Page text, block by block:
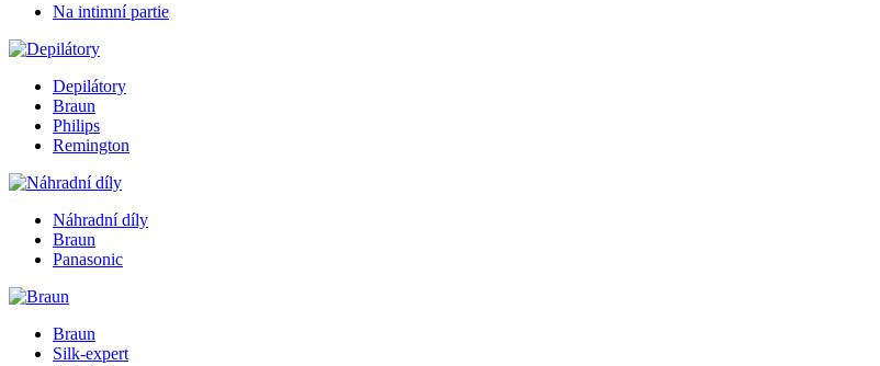
Na intimní partie
Depilátory
Braun
Philips
Remington
Náhradní díly
Braun
Panasonic
Braun
Silk-expert